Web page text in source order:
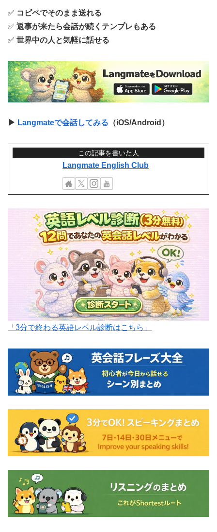
✅ コピペでそのまま送れる
✅ 返事が来たら会話が続くテンプレもある
✅ 世界中の人と気軽に話せる
▶ Langmateで会話してみる （iOS/Android）
この記事を書いた人
Langmate English Club
「3分で終わる英語レベル診断はこちら」